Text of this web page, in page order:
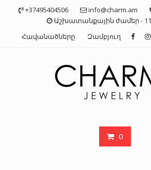
+37495404506 info@charm.am
Աշխատանքային ժամեր -
Հավանածները
Զամբյուղ
0